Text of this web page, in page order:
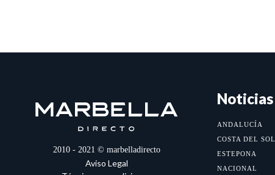
2010 - 2021 © marbelladirecto
Aviso Legal
Noticias
ANDALUCÍA
COSTA DEL SOL
ESTEPONA
NACIONAL